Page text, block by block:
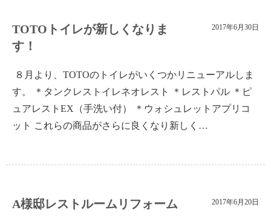
TOTOトイレが新しくなりま
す！
2017年6月30日
８月より、TOTOのトイレがいくつかリニューアルしま
す。 ＊タンクレストイレネオレスト ＊レストパル ＊ピ
ュアレストEX（手洗い付） ＊ウォシュレットアプリコ
ット これらの商品がさらに良くなり新しく…
A様邸レストルームリフォーム 2017年6月20日